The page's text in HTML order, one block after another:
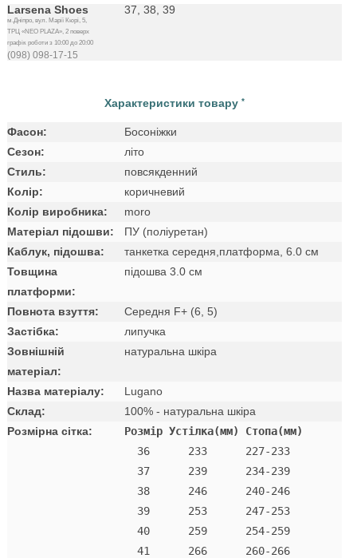
Larsena Shoes
м.Дніпро, вул. Марії Кюрі, 5,
ТРЦ «NEO PLAZA», 2 поверх
графік роботи з 10:00 до 20:00
(098) 098-17-15
37, 38, 39
Характеристики товару *
Фасон:
Босоніжки
Сезон:
літо
Стиль:
повсякденний
Колір:
коричневий
Колір виробника:
moro
Матеріал підошви:
ПУ (поліуретан)
Каблук, підошва:
танкетка середня,платформа, 6.0 см
Товщина
платформи:
підошва 3.0 см
Повнота взуття:
Середня F+ (6, 5)
Застібка:
липучка
Зовнішній
матеріал:
натуральна шкіра
Назва матеріалу:
Lugano
Склад:
100% - натуральна шкіра
Розмірна сітка:
Розмір Устілка(мм) Стопа(мм)
  36      233      227-233
  37      239      234-239
  38      246      240-246
  39      253      247-253
  40      259      254-259
  41      266      260-266